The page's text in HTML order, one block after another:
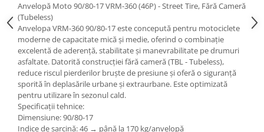
Anvelope ATV
Cauciucuri bicicleta
Anvelope și Camere Utilaje
https://www.doctortrotineta.ro/plata-
tbi?
forceOriginalForEdit=1&preview=00681
Anvelopă Moto 90/80-17 VRM-360 (46P) - Street Tire, Fără Cameră
(Tubeless)
Anvelopa VRM-360 90/80-17 este concepută pentru motociclete
moderne de capacitate mică și medie, oferind o combinație
excelentă de aderență, stabilitate și manevrabilitate pe drumuri
asfaltate. Datorită construcției fără cameră (TBL - Tubeless),
reduce riscul pierderilor bruște de presiune și oferă o siguranță
sporită în deplasările urbane și extraurbane. Este optimizată
pentru utilizare în sezonul cald.
Specificații tehnice:
Dimensiune: 90/80-17
Indice de sarcină: 46 → până la 170 kg/anvelopă